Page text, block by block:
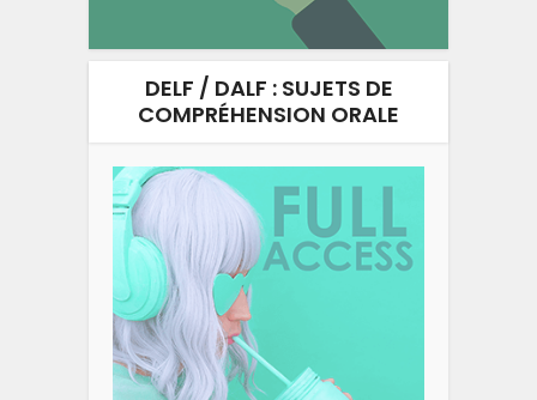
DELF / DALF : SUJETS DE
COMPRÉHENSION ORALE